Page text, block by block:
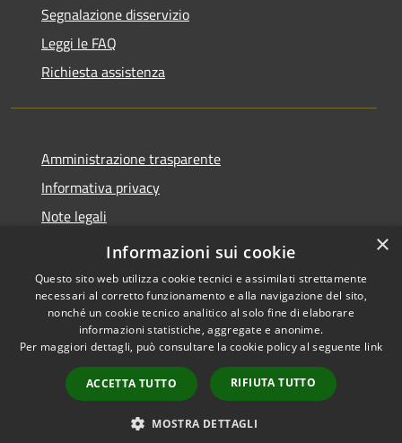
Segnalazione disservizio
Leggi le FAQ
Richiesta assistenza
Amministrazione trasparente
Informativa privacy
Note legali
Dichiarazione di accessibilità
Accessibilità
Copyright © 2026 • Comune di
Cairano • Powered by
Municipium•
Accesso
redazione
×
Informazioni sui cookie
Questo sito web utilizza cookie tecnici e assimilati strettamente
necessari al corretto funzionamento e alla navigazione del sito,
nonché un cookie tecnico analitico al solo fine di elaborare
informazioni statistiche, aggregate e anonime.
Per maggiori dettagli, può consultare la cookie policy al seguente link
ACCETTA TUTTO RIFIUTA TUTTO
MOSTRA DETTAGLI